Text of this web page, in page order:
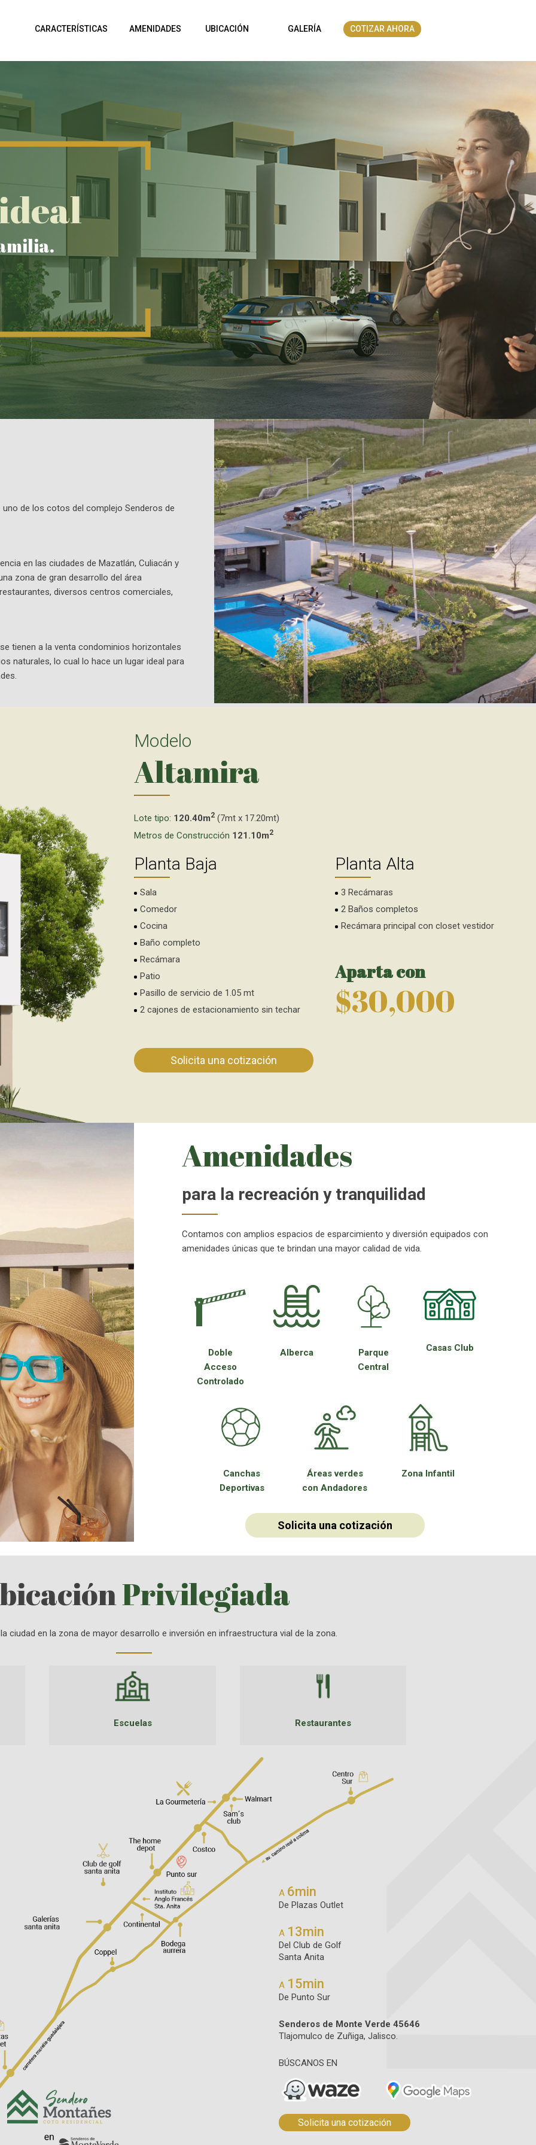
CARACTERÍSTICAS AMENIDADES UBICACIÓN GALERÍA COTIZAR AHORA
de los cotos del complejo Senderos de
en las ciudades de Mazatlán, Culiacán y
zona de gran desarrollo del área
diversos centros comerciales,
tienen a la venta condominios horizontales
naturales, lo cual lo hace un lugar ideal para
Modelo
Altamira
Lote tipo: 120.40m2 (7mt x 17.20mt)
Metros de Construcción 121.10m2
Planta Baja
Sala
Comedor
Cocina
Baño completo
Recámara
Patio
Pasillo de servicio de 1.05 mt
2 cajones de estacionamiento sin techar
Planta Alta
3 Recámaras
2 Baños completos
Recámara principal con closet vestidor
Aparta con
$30,000
Solicita una cotización
Amenidades
para la recreación y tranquilidad
Contamos con amplios espacios de esparcimiento y diversión equipados con
amenidades únicas que te brindan una mayor calidad de vida.
Doble
Acceso
Controlado
Alberca
Parque
Central
Casas Club
Canchas
Deportivas
Áreas verdes
con Andadores
Zona Infantil
Solicita una cotización
Privilegiada
ciudad en la zona de mayor desarrollo e inversión en infraestructura vial de la zona.
Escuelas Restaurantes
A 6min
De Plazas Outlet
A 13min
Del Club de Golf
Santa Anita
A 15min
De Punto Sur
Senderos de Monte Verde 45646
Tlajomulco de Zuñiga, Jalisco.
BÚSCANOS EN
Solicita una cotización